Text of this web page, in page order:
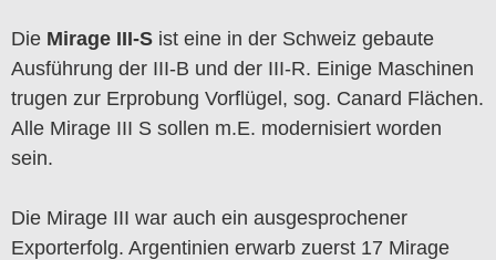
Die Mirage III-S ist eine in der Schweiz gebaute
Ausführung der III-B und der III-R. Einige Maschinen
trugen zur Erprobung Vorflügel, sog. Canard Flächen.
Alle Mirage III S sollen m.E. modernisiert worden
sein.
Die Mirage III war auch ein ausgesprochener
Exporterfolg. Argentinien erwarb zuerst 17 Mirage